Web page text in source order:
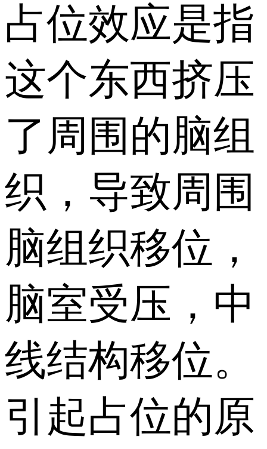
占位效应是指
这个东西挤压
了周围的脑组
织，导致周围
脑组织移位，
脑室受压，中
线结构移位。
引起占位的原